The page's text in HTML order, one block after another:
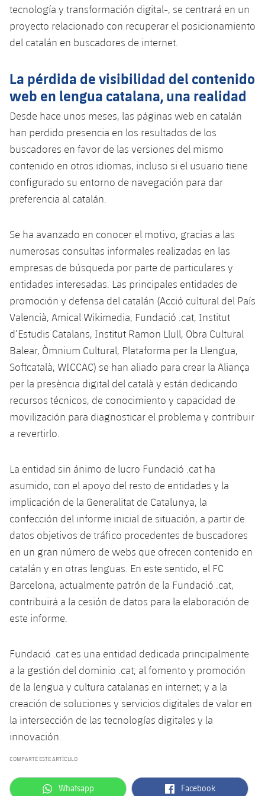
Jugadores
Fotos
Palmarés
Clasificaciones
Juvenil
Infantil
Alevín
Noticias
Atletismo
plusicon
más
Masculino
Agenda
Actualidad
Jugadores
Calendario
Resultados
Clasificaciones
Hockey sobre hielo
plusicon
más
Actualidad
Jugadores
Calendario
Resultados
Clasificaciones
Hockey hierba
Noticias
Hockey Hierba Masculino
Patinaje artístico
Actualidad
Escuela de Patinaje
Actualidad
Calendario
Resultados
Clasificaciones
Fotos
Voleibol
plusicon
más
Noticias
Voleibol masculino
Voleibol femenino
Apúntate a las amateurs
plusicon
más
Apúntate a las amateurs
Carnet de las Secciones Amateurs
PLUSICON
MÁS
League of Legends
VALORANT Rising
VALORANT Game Changers
eFootball
tecnología y transformación digital-, se centrará en un
proyecto relacionado con recuperar el posicionamiento
del catalán en buscadores de internet.
La pérdida de visibilidad del contenido
web en lengua catalana, una realidad
Desde hace unos meses, las páginas web en catalán
han perdido presencia en los resultados de los
buscadores en favor de las versiones del mismo
contenido en otros idiomas, incluso si el usuario tiene
configurado su entorno de navegación para dar
preferencia al catalán.
Se ha avanzado en conocer el motivo, gracias a las
numerosas consultas informales realizadas en las
empresas de búsqueda por parte de particulares y
entidades interesadas. Las principales entidades de
promoción y defensa del catalán (Acció cultural del País
Valencià, Amical Wikimedia, Fundació .cat, Institut
d’Estudis Catalans, Institut Ramon Llull, Obra Cultural
Balear, Òmnium Cultural, Plataforma per la Llengua,
Softcatalà, WICCAC) se han aliado para crear la Aliança
per la presència digital del català y están dedicando
recursos técnicos, de conocimiento y capacidad de
movilización para diagnosticar el problema y contribuir
a revertirlo.
La entidad sin ánimo de lucro Fundació .cat ha
asumido, con el apoyo del resto de entidades y la
implicación de la Generalitat de Catalunya, la
confección del informe inicial de situación, a partir de
datos objetivos de tráfico procedentes de buscadores
en un gran número de webs que ofrecen contenido en
catalán y en otras lenguas. En este sentido, el FC
Barcelona, ​​actualmente patrón de la Fundació .cat,
contribuirá a la cesión de datos para la elaboración de
este informe.
Fundació .cat es una entidad dedicada principalmente
a la gestión del dominio .cat; al fomento y promoción
de la lengua y cultura catalanas en internet; y a la
creación de soluciones y servicios digitales de valor en
la intersección de las tecnologías digitales y la
innovación.
COMPARTE ESTE ARTÍCULO
label.aria.whatsapp
Whatsapp label.aria.facebook
Facebook